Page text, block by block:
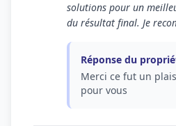
solutions pour un
du résultat final. Je
Réponse du
Merci ce fut un
pour vous